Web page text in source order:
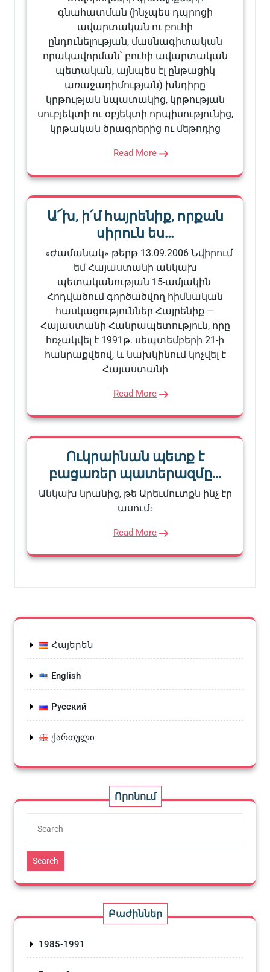
գնահատման (ինչպես դպրոցի
ավարտական ու բուհի
ընդունելության, մասնագիտական
որակավորման՝ բուհի ավարտական
պետական, այնպես էլ ընթացիկ
առաջադիմության) խնդիրը
կրթության նպատակից, կրթության
սուբյեկտի ու օբյեկտի որպիսությունից,
կրթական ծրագրերից ու մեթոդից
Read More
Ա՜խ, ի՛մ հայրենիք, որքան
սիրուն ես…
«Ժամանակ» թերթ 13.09.2006 Նվիրում
եմ Հայաստանի անկախ
պետականության 15-ամյակին
Հոդվածում գործածվող հիմնական
հասկացություններ Հայրենիք —
Հայաստանի Հանրապետություն, որը
հռչակվել է 1991թ. սեպտեմբերի 21-ի
հանրաքվեով, և նախկինում կոչվել է
Հայաստանի
Read More
Ուկրաինան պետք է
բացառեր պատերազմը…
Անկախ նրանից, թե Արեւմուտքն ինչ էր
ասում։
Read More
Հայերեն
English
Русский
ქართული
Որոնում
Search
Բաժիններ
1985-1991